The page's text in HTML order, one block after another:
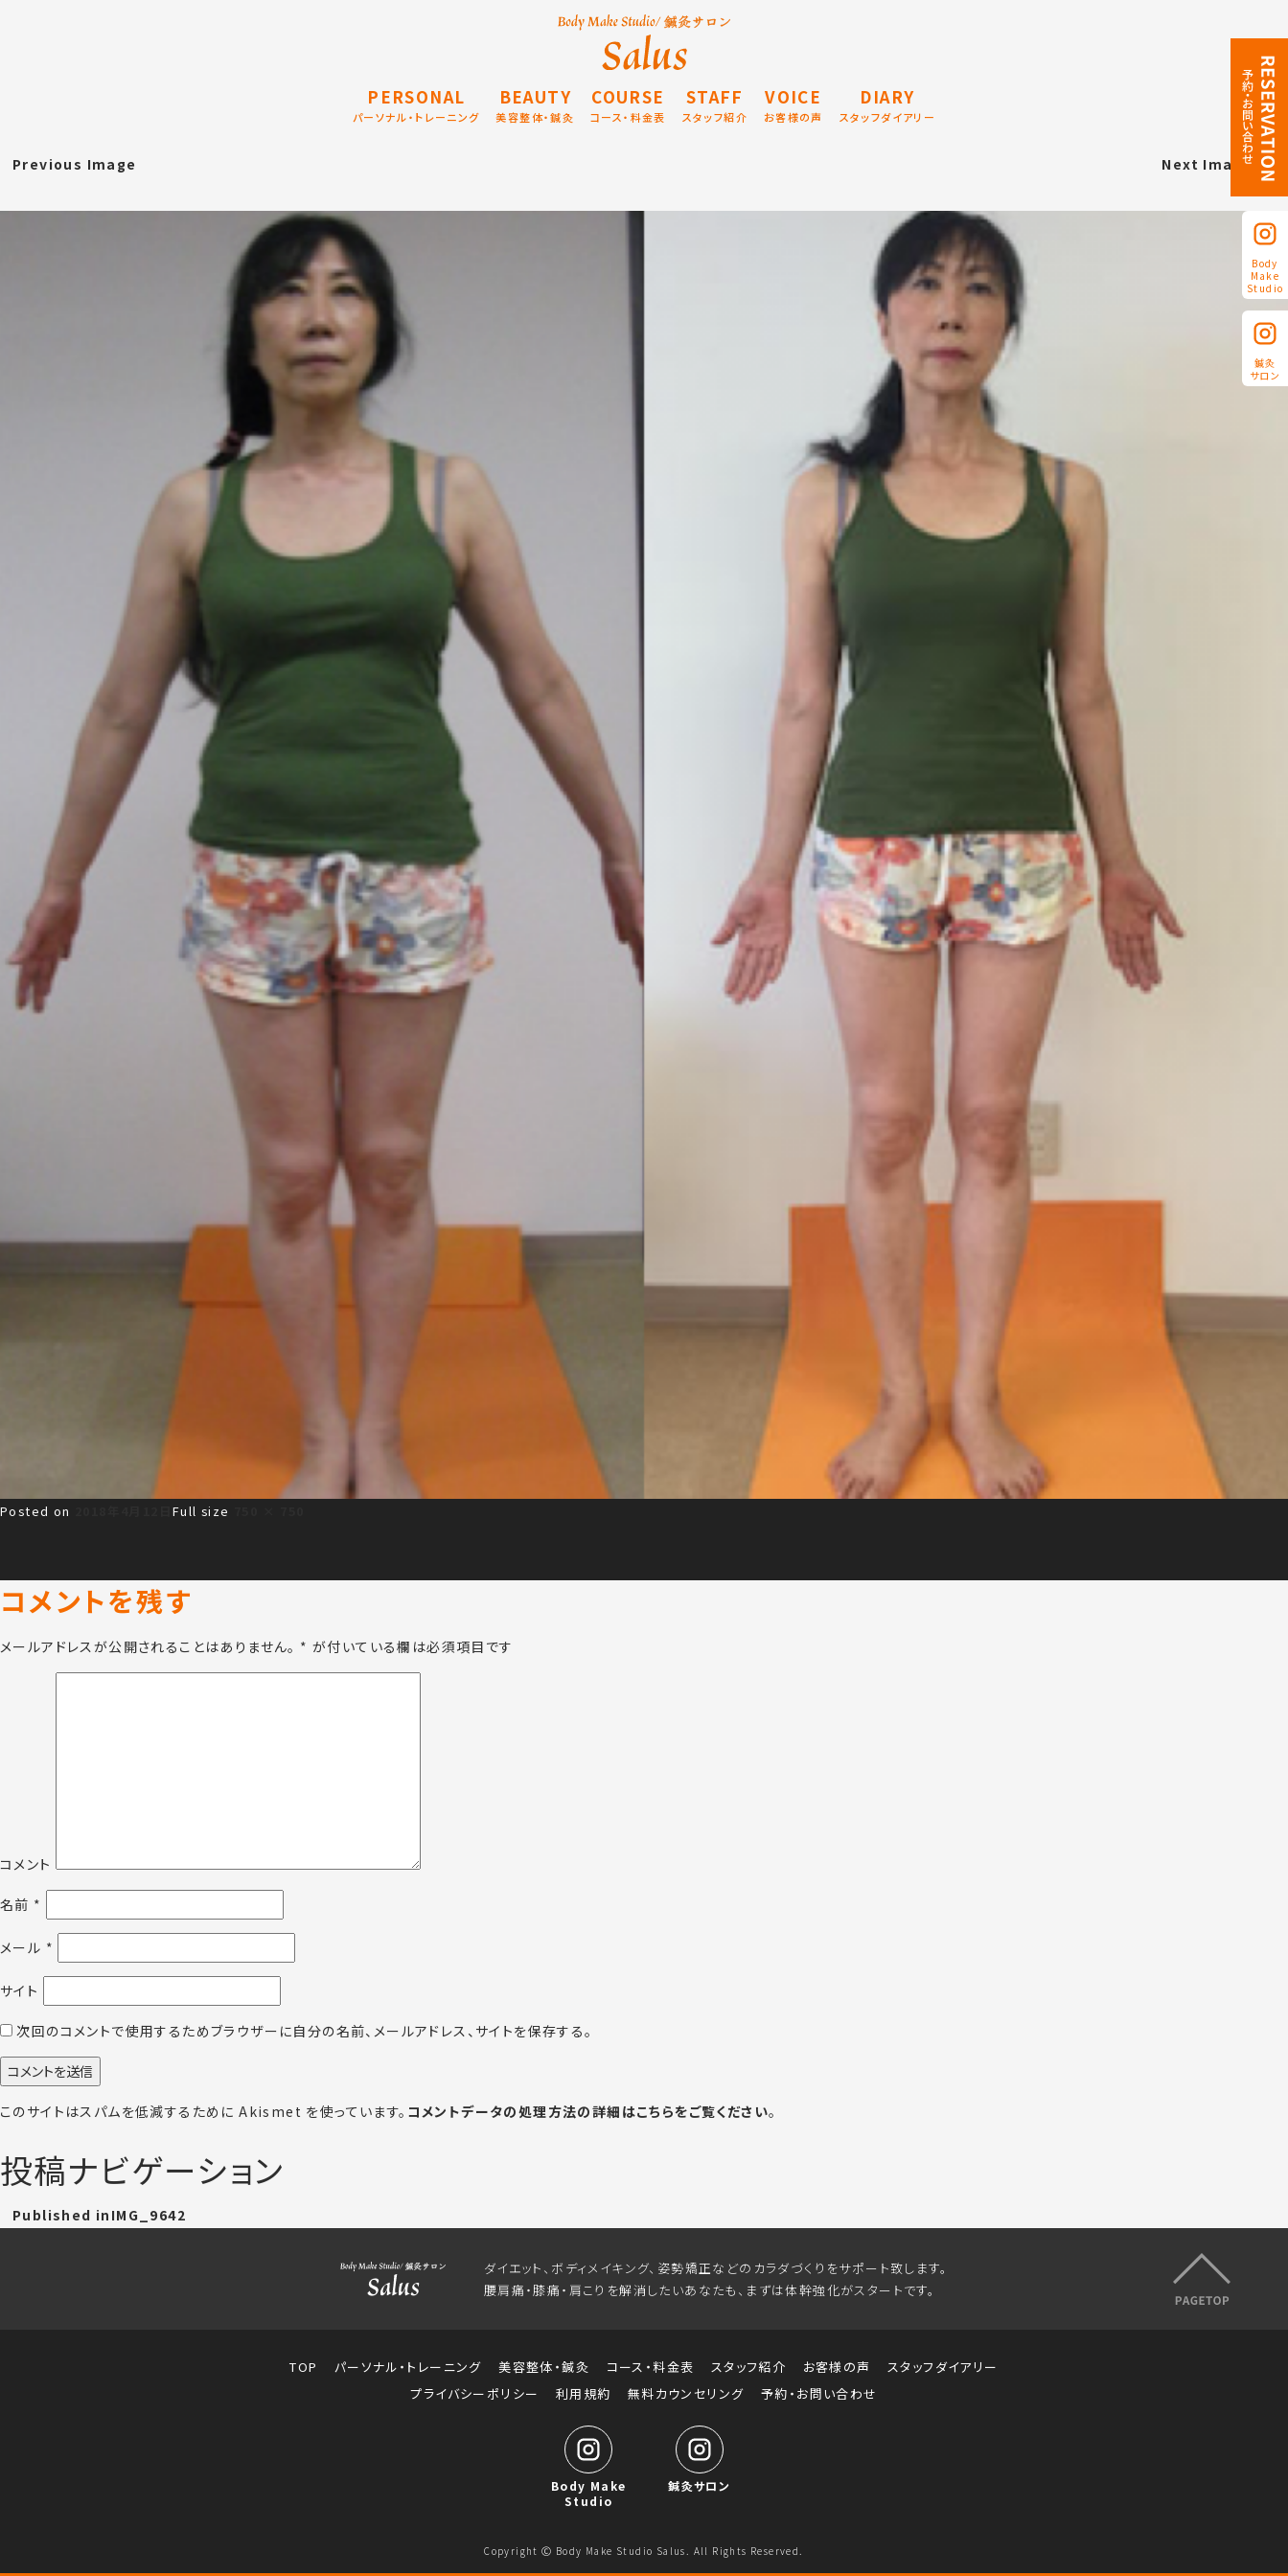
PERSONAL
パーソナル・トレーニング
BEAUTY
美容整体・鍼灸
COURSE
コース・料金表
STAFF
スタッフ紹介
VOICE
お客様の声
DIARY
スタッフダイアリー
Body
Make
Studio
鍼灸
サロン
Previous Image Next Image
Posted on 2018年4月12日Full size
コメントを残す
メールアドレスが公開されることはありません。 * が付いている欄は必須項目です
コメント
名前 *
メール *
サイト
次回のコメントで使用するためブラウザーに自分の名前、メールアドレス、サイトを保存する。
このサイトはスパムを低減するために Akismet を使っています。 コメントデータの処理方法の詳細はこちらをご覧ください。
投稿ナビゲーション
Published in IMG_9642
ダイエット、ボディメイキング、姿勢矯正などのカラダづくりをサポート致します。
腰肩痛・膝痛・肩こりを解消したいあなたも、まずは体幹強化がスタートです。
TOP パーソナル・トレーニング 美容整体・鍼灸 コース・料金表 スタッフ紹介 お客様の声
スタッフダイアリー
プライバシーポリシー
利用規約 無料カウンセリング 予約・お問い合わせ
Body Make
Studio
鍼灸サロン
Copyright Ⓒ Body Make Studio Salus. All Rights Reserved.